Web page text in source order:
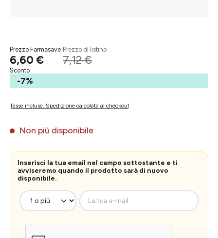
Prezzo Farmasave
6,60 €
Prezzo di listino
7,12 €
Sconto
-7%
Tasse incluse. Spedizione calcolata al checkout
Non più disponibile
Inserisci la tua email nel campo sottostante e ti
avviseremo quando il prodotto sarà di nuovo
disponibile.
La tua e-mail